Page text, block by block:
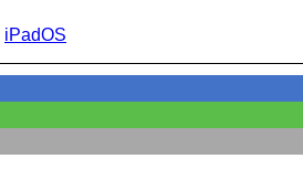
iPadOS